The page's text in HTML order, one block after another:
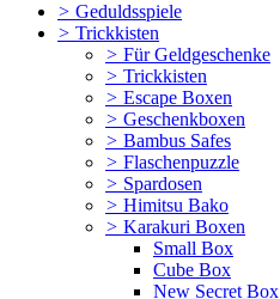
> Geduldsspiele
> Trickkisten
> Für Geldgeschenke
> Trickkisten
> Escape Boxen
> Geschenkboxen
> Bambus Safes
> Flaschenpuzzle
> Spardosen
> Himitsu Bako
> Karakuri Boxen
Small Box
Cube Box
New Secret Box